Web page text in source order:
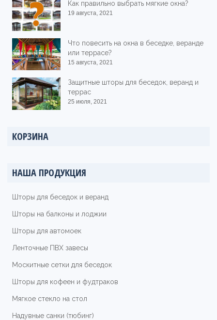
Как правильно выбрать мягкие окна?
19 августа, 2021
Что повесить на окна в беседке, веранде
или террасе?
15 августа, 2021
Защитные шторы для беседок, веранд и
террас
25 июля, 2021
КОРЗИНА
НАША ПРОДУКЦИЯ
Шторы для беседок и веранд
Шторы на балконы и лоджии
Шторы для автомоек
Ленточные ПВХ завесы
Москитные сетки для беседок
Шторы для кофеен и фудтраков
Мягкое стекло на стол
Надувные санки (тюбинг)